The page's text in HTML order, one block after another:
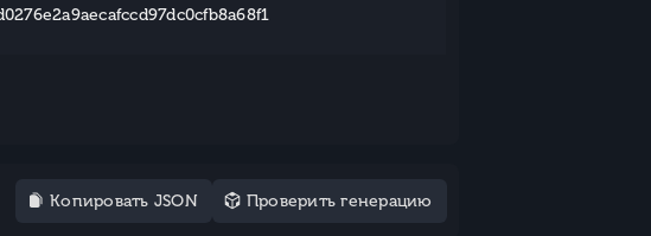
Копировать JSON Проверить генерацию